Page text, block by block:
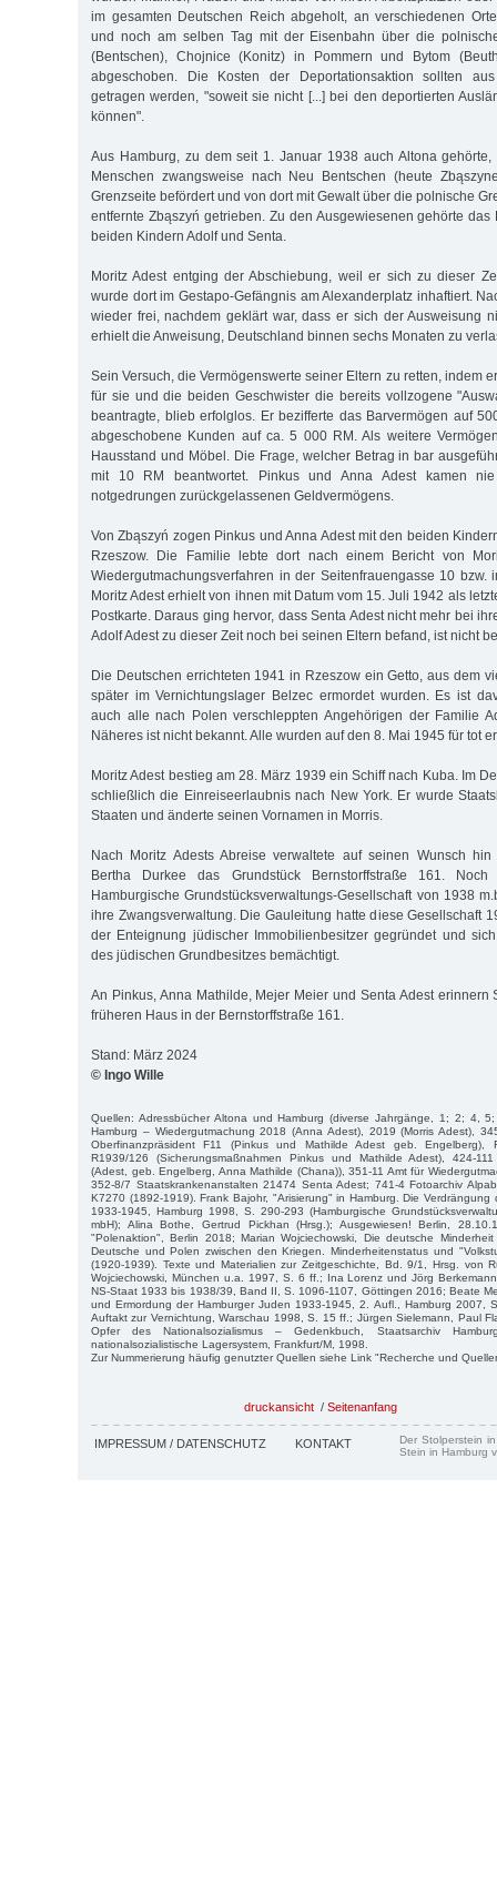
im gesamten Deutschen Reich abgeholt, an verschiedenen
und noch am selben Tag mit der Eisenbahn über die
(Bentschen), Chojnice (Konitz) in Pommern und Bytom
abgeschoben. Die Kosten der Deportationsaktion sollten
getragen werden, "soweit sie nicht [...] bei den deportierten
können".
Aus Hamburg, zu dem seit 1. Januar 1938 auch Altona gehörte,
Menschen zwangsweise nach Neu Bentschen (heute
Grenzseite befördert und von dort mit Gewalt über die polnische
entfernte Zbąszyń getrieben. Zu den Ausgewiesenen gehörte das
beiden Kindern Adolf und Senta.
Moritz Adest entging der Abschiebung, weil er sich zu dieser
wurde dort im Gestapo-Gefängnis am Alexanderplatz inhaftiert.
wieder frei, nachdem geklärt war, dass er sich der Ausweisung
erhielt die Anweisung, Deutschland binnen sechs Monaten zu
Sein Versuch, die Vermögenswerte seiner Eltern zu retten, indem
für sie und die beiden Geschwister die bereits vollzogene
beantragte, blieb erfolglos. Er bezifferte das Barvermögen auf
abgeschobene Kunden auf ca. 5 000 RM. Als weitere
Hausstand und Möbel. Die Frage, welcher Betrag in bar
mit 10 RM beantwortet. Pinkus und Anna Adest kamen
notgedrungen zurückgelassenen Geldvermögens.
Von Zbąszyń zogen Pinkus und Anna Adest mit den beiden
Rzeszow. Die Familie lebte dort nach einem Bericht von
Wiedergutmachungsverfahren in der Seitenfrauengasse 10 bzw.
Moritz Adest erhielt von ihnen mit Datum vom 15. Juli 1942 als
Postkarte. Daraus ging hervor, dass Senta Adest nicht mehr bei
Adolf Adest zu dieser Zeit noch bei seinen Eltern befand, ist nicht
Die Deutschen errichteten 1941 in Rzeszow ein Getto, aus dem
später im Vernichtungslager Belzec ermordet wurden. Es ist
auch alle nach Polen verschleppten Angehörigen der Familie
Näheres ist nicht bekannt. Alle wurden auf den 8. Mai 1945 für tot
Moritz Adest bestieg am 28. März 1939 ein Schiff nach Kuba. Im
schließlich die Einreiseerlaubnis nach New York. Er wurde
Staaten und änderte seinen Vornamen in Morris.
Nach Moritz Adests Abreise verwaltete auf seinen Wunsch
Bertha Durkee das Grundstück Bernstorffstraße 161.
Hamburgische Grundstücksverwaltungs-Gesellschaft von 1938
ihre Zwangsverwaltung. Die Gauleitung hatte diese Gesellschaft
der Enteignung jüdischer Immobilienbesitzer gegründet und
des jüdischen Grundbesitzes bemächtigt.
An Pinkus, Anna Mathilde, Mejer Meier und Senta Adest erinnern
früheren Haus in der Bernstorffstraße 161.
Stand: März 2024
© Ingo Wille
Quellen: Adressbücher Altona und Hamburg (diverse Jahrgänge, 1; 2; 4,
Hamburg – Wiedergutmachung 2018 (Anna Adest), 2019 (Morris Adest),
Oberfinanzpräsident F11 (Pinkus und Mathilde Adest geb. Engelberg),
R1939/126 (Sicherungsmaßnahmen Pinkus und Mathilde Adest), 424-
(Adest, geb. Engelberg, Anna Mathilde (Chana)), 351-11 Amt für
352-8/7 Staatskrankenanstalten 21474 Senta Adest; 741-4 Fotoarchiv
K7270 (1892-1919). Frank Bajohr, "Arisierung" in Hamburg. Die Verdrängung
1933-1945, Hamburg 1998, S. 290-293 (Hamburgische
mbH); Alina Bothe, Gertrud Pickhan (Hrsg.); Ausgewiesen! Berlin,
"Polenaktion", Berlin 2018; Marian Wojciechowski, Die deutsche
Deutsche und Polen zwischen den Kriegen. Minderheitenstatus und
(1920-1939). Texte und Materialien zur Zeitgeschichte, Bd. 9/1, Hrsg. von
Wojciechowski, München u.a. 1997, S. 6 ff.; Ina Lorenz und Jörg
NS-Staat 1933 bis 1938/39, Band II, S. 1096-1107, Göttingen 2016; Beate
und Ermordung der Hamburger Juden 1933-1945, 2. Aufl., Hamburg 2007,
Auftakt zur Vernichtung, Warschau 1998, S. 15 ff.; Jürgen Sielemann, Paul
Opfer des Nationalsozialismus – Gedenkbuch, Staatsarchiv
nationalsozialistische Lagersystem, Frankfurt/M, 1998.
Zur Nummerierung häufig genutzter Quellen siehe Link "Recherche und
druckansicht / Seitenanfang
IMPRESSUM / DATENSCHUTZ KONTAKT
Der Stolperstein
Stein in Hamburg